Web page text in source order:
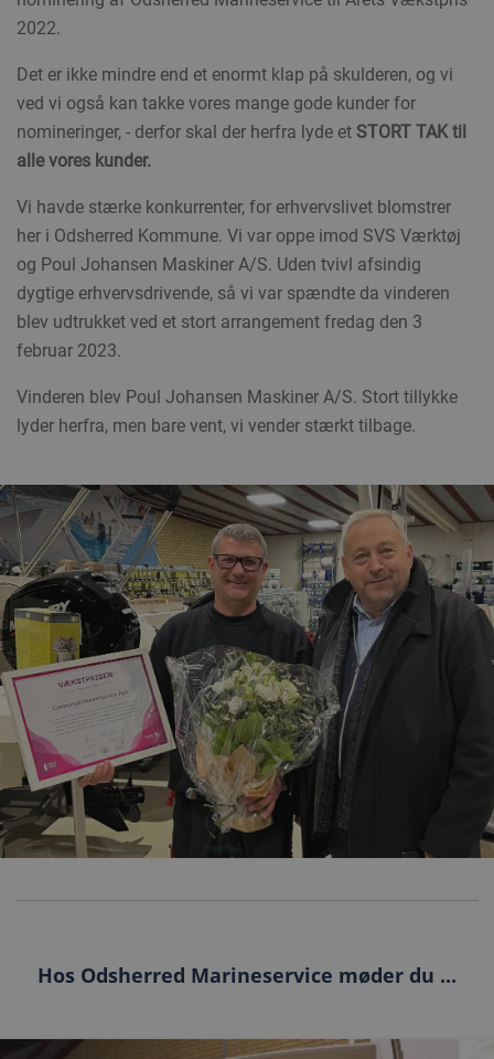
2022.
Det er ikke mindre end et enormt klap på skulderen, og vi
ved vi også kan takke vores mange gode kunder for
nomineringer, - derfor skal der herfra lyde et STORT TAK til
alle vores kunder.
Vi havde stærke konkurrenter, for erhvervslivet blomstrer
her i Odsherred Kommune. Vi var oppe imod SVS Værktøj
og Poul Johansen Maskiner A/S. Uden tvivl afsindig
dygtige erhvervsdrivende, så vi var spændte da vinderen
blev udtrukket ved et stort arrangement fredag den 3
februar 2023.
Vinderen blev Poul Johansen Maskiner A/S. Stort tillykke
lyder herfra, men bare vent, vi vender stærkt tilbage.
Hos Odsherred Marineservice møder du ...